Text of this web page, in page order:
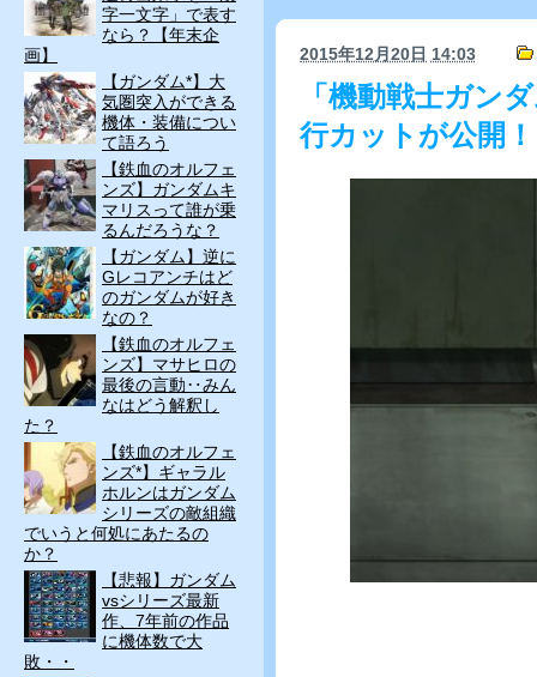
2015年12月20日 14:03
「機動戦士ガン
行カットが公開！
字一文字」で表す
なら？【年末企
画】
【ガンダム*】大
気圏突入ができる
機体・装備につい
て語ろう
【鉄血のオルフェ
ンズ】ガンダムキ
マリスって誰が乗
るんだろうな？
【ガンダム】逆に
Gレコアンチはど
のガンダムが好き
なの？
【鉄血のオルフェ
ンズ】マサヒロの
最後の言動‥みん
なはどう解釈し
た？
【鉄血のオルフェ
ンズ*】ギャラル
ホルンはガンダム
シリーズの敵組織
でいうと何処にあたるの
か？
【悲報】ガンダム
vsシリーズ最新
作、7年前の作品
に機体数で大
敗・・